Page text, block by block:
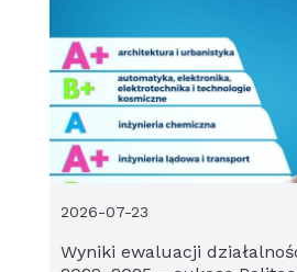
Wyniki ewaluacji
2026-07-23